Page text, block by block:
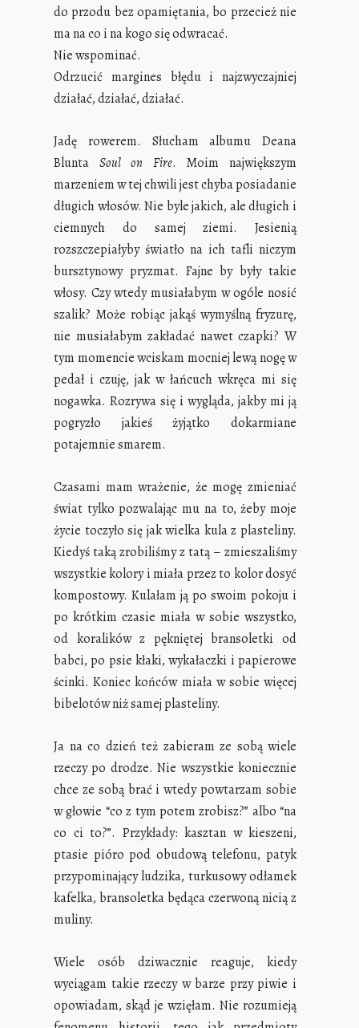
do przodu bez opamiętania, bo przecież nie
ma na co i na kogo się odwracać.
Nie wspominać.
Odrzucić margines błędu i najzwyczajniej
działać, działać, działać.
Jadę rowerem. Słucham albumu Deana
Blunta Soul on Fire. Moim największym
marzeniem w tej chwili jest chyba posiadanie
długich włosów. Nie byle jakich, ale długich i
ciemnych do samej ziemi. Jesienią
rozszczepiałyby światło na ich tafli niczym
bursztynowy pryzmat. Fajne by były takie
włosy. Czy wtedy musiałabym w ogóle nosić
szalik? Może robiąc jakąś wymyślną fryzurę,
nie musiałabym zakładać nawet czapki? W
tym momencie wciskam mocniej lewą nogę w
pedał i czuję, jak w łańcuch wkręca mi się
nogawka. Rozrywa się i wygląda, jakby mi ją
pogryzło jakieś żyjątko dokarmiane
potajemnie smarem.
Czasami mam wrażenie, że mogę zmieniać
świat tylko pozwalając mu na to, żeby moje
życie toczyło się jak wielka kula z plasteliny.
Kiedyś taką zrobiliśmy z tatą – zmieszaliśmy
wszystkie kolory i miała przez to kolor dosyć
kompostowy. Kulałam ją po swoim pokoju i
po krótkim czasie miała w sobie wszystko,
od koralików z pękniętej bransoletki od
babci, po psie kłaki, wykałaczki i papierowe
ścinki. Koniec końców miała w sobie więcej
bibelotów niż samej plasteliny.
Ja na co dzień też zabieram ze sobą wiele
rzeczy po drodze. Nie wszystkie koniecznie
chce ze sobą brać i wtedy powtarzam sobie
w głowie “co z tym potem zrobisz?” albo “na
co ci to?”. Przykłady: kasztan w kieszeni,
ptasie pióro pod obudową telefonu, patyk
przypominający ludzika, turkusowy odłamek
kafelka, bransoletka będąca czerwoną nicią z
muliny.
Wiele osób dziwacznie reaguje, kiedy
wyciągam takie rzeczy w barze przy piwie i
opowiadam, skąd je wzięłam. Nie rozumieją